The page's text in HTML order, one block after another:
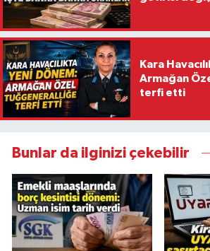
Kara
Armağan
terfi etti
Bunlar da ilginizi çekebilir